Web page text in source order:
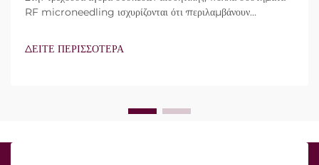
RF microneedling ισχυρίζονται ότι περιλαμβάνουν
χαρακτηριστικά υπάρχουν, αλλά πώς λειτουργούν ακριβώς κατά
ΔΕΙΤΕ ΠΕΡΙΣΣΟΤΕΡΑ